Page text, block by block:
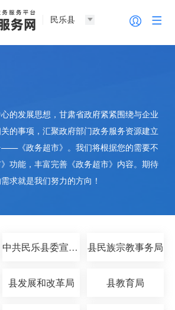
民乐县
的发展思想，甘肃省政府紧紧围绕与企业
的事项，汇聚政府部门政务服务资源建立
《政务超市》。我们将根据您的需要不
功能，丰富完善《政务超市》内容。期待
求就是我们努力的方向！
中共民乐县委宣传部 县民族宗教事务局
县发展和改革局 县教育局